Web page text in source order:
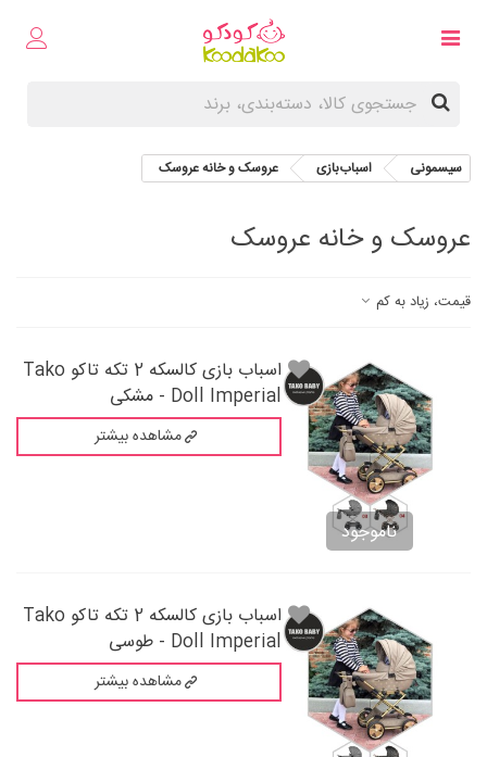
سیسمونی اسباب‌بازی عروسک و خانه عروسک
عروسک و خانه عروسک
قیمت، زیاد به کم
ناموجود
اسباب بازی کالسکه 2 تکه تاکو Tako
Doll Imperial - مشکی
مشاهده بیشتر
اسباب بازی کالسکه 2 تکه تاکو Tako
Doll Imperial - طوسی
مشاهده بیشتر